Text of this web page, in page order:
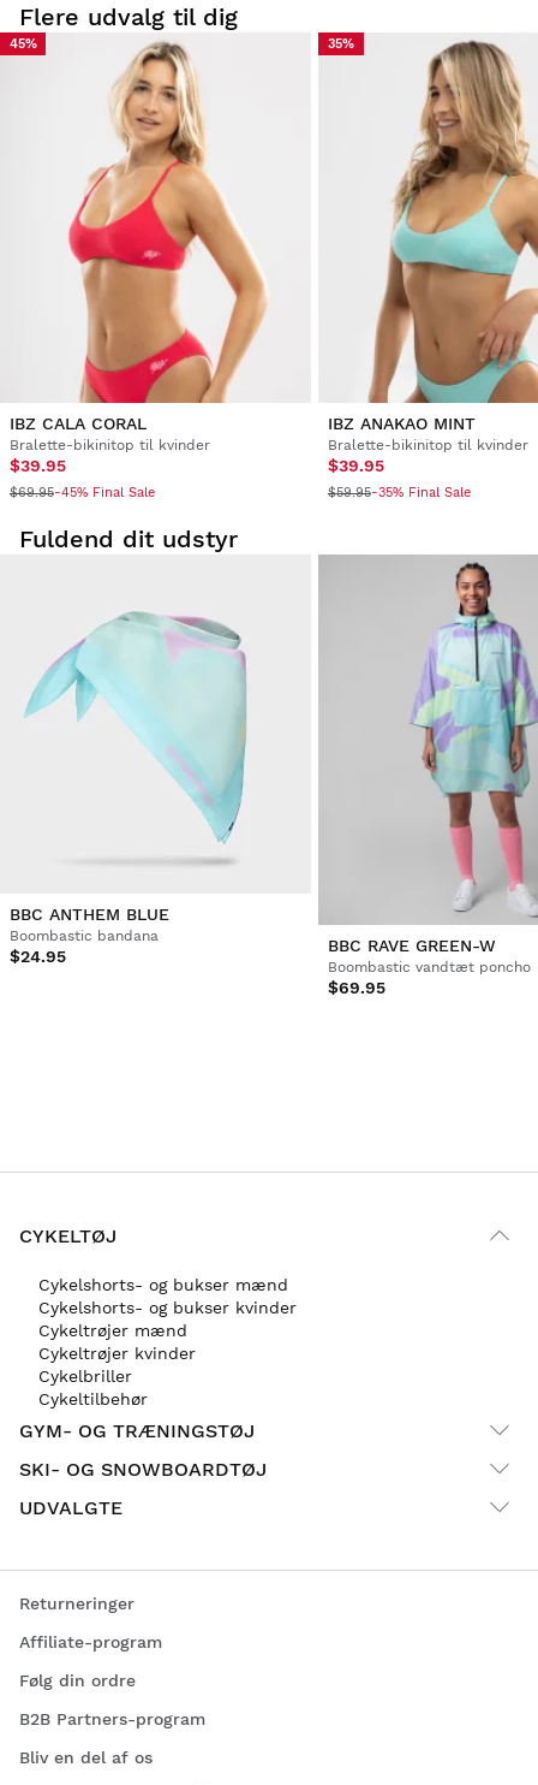
Flere udvalg til dig
45%
IBZ CALA CORAL
Bralette-bikinitop til kvinder
$39.95
$69.95-45% Final Sale
35%
IBZ ANAKAO MINT
Bralette-bikinitop til kvinder
$39.95
$59.95-35% Final Sale
Fuldend dit udstyr
BBC ANTHEM BLUE
Boombastic bandana
$24.95
BBC RAVE GREEN-W
Boombastic vandtæt poncho
$69.95
CYKELTØJ
Cykelshorts- og bukser mænd
Cykelshorts- og bukser kvinder
Cykeltrøjer mænd
Cykeltrøjer kvinder
Cykelbriller
Cykeltilbehør
GYM- OG TRÆNINGSTØJ
SKI- OG SNOWBOARDTØJ
UDVALGTE
Returneringer
Affiliate-program
Følg din ordre
B2B Partners-program
Bliv en del af os